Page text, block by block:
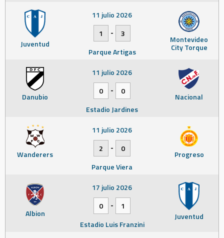
Juventud Montevideo
City Torque
11 julio 2026
1
-
3
Parque Artigas
Danubio Nacional
11 julio 2026
0
-
0
Estadio Jardines
Wanderers Progreso
11 julio 2026
2
-
0
Parque Viera
Albion Juventud
17 julio 2026
0
-
1
Estadio Luis Franzini